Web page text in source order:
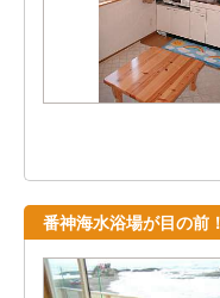
番神海水浴場が目の前